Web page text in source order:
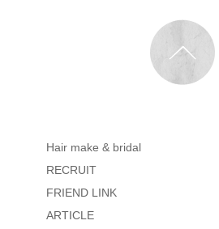
Hair make & bridal
RECRUIT
FRIEND LINK
ARTICLE